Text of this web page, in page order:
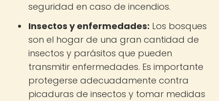
seguridad en caso de incendios.
Insectos y enfermedades: Los bosques
son el hogar de una gran cantidad de
insectos y parásitos que pueden
transmitir enfermedades. Es importante
protegerse adecuadamente contra
picaduras de insectos y tomar medidas